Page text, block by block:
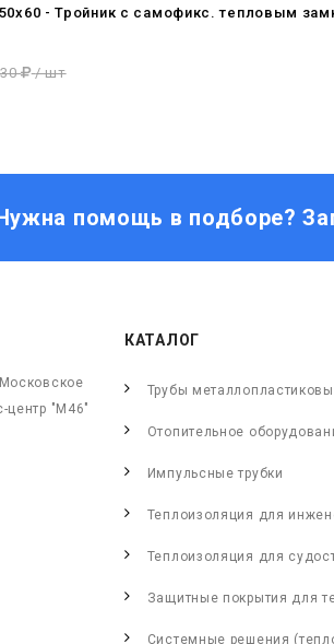
- Тройник c самофикс. тепловым
/ шт
помощь в подборе?
центр "М46"
КАТАЛОГ
Трубы
Отопительное
Импульсные трубки
Теплоизоляция для
Теплоизоляция для
Защитные покрытия для
Системные решения